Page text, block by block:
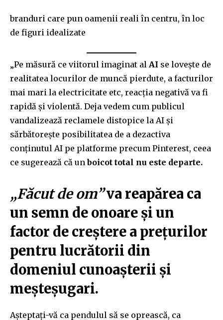
branduri care pun oamenii reali în centru, în loc
de figuri idealizate
„Pe măsură ce viitorul imaginat al AI se lovește de
realitatea locurilor de muncă pierdute, a facturilor
mai mari la electricitate etc, reacția negativă va fi
rapidă și violentă. Deja vedem cum publicul
vandalizează reclamele distopice la AI și
sărbătorește posibilitatea de a dezactiva
conținutul AI pe platforme precum Pinterest, ceea
ce sugerează că unboicot total nu este departe.
„Făcut de om”va reapărea ca
un semn de onoare și un
factor de creștere a prețurilor
pentru lucrătorii din
domeniul cunoașterii și
meșteșugari.
Așteptați-vă ca pendulul să se oprească, ca